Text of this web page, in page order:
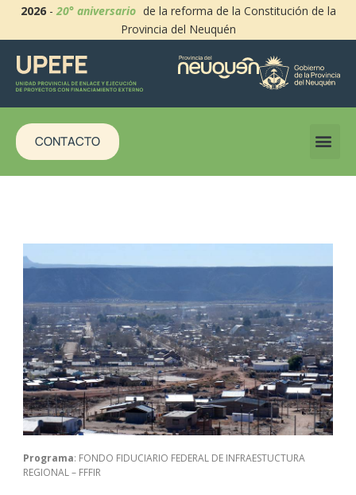
2026-20° aniversario de la reforma de la Constitución de la
Provincia del Neuquén
CONTACTO
Programa: FONDO FIDUCIARIO FEDERAL DE INFRAESTUCTURA
REGIONAL – FFFIR